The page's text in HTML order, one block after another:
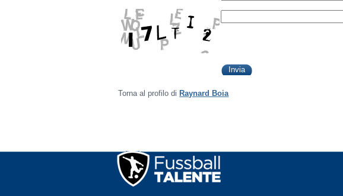
Torna al profilo di Raynard Boia